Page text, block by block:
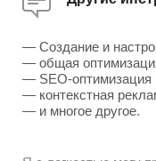
— Создание и
— общая
— SEO-оптимизация
— контекстная